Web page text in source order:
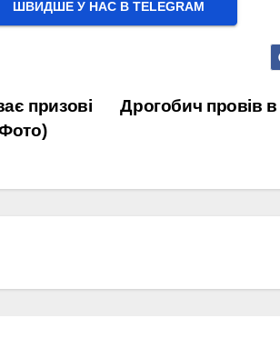
ШВИДШЕ У НАС В ТELEGRAM
Дрогобич провів
призові